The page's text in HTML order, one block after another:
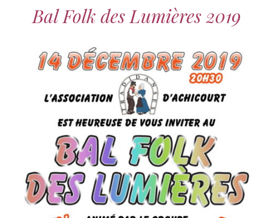
Bal Folk des Lumières 2019